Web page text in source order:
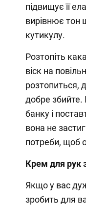
підвищує її
вирівнює тон
кутикулу.
Розтопіть
віск на
розтопиться,
добре збийте.
банку і
вона не
потреби, щоб
Крем для рук
Якщо у вас
зробить для